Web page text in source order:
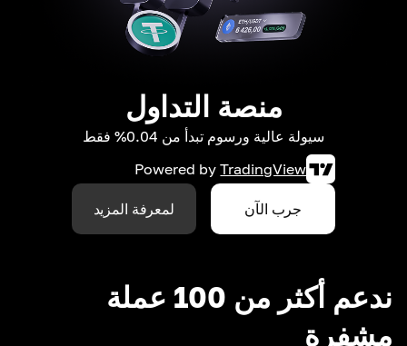
منصة التداول
سيولة عالية ورسوم تبدأ من 0.04% فقط
Powered by TradingView
جرب الآن لمعرفة المزيد
ندعم أكثر من 100 عملة
مشفرة